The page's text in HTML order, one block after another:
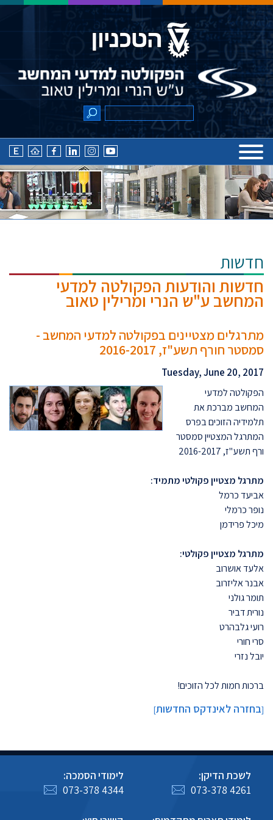
חדשות
חדשות והודעות הפקולטה למדעי
המחשב ע"ש הנרי ומרילין טאוב
מתרגלים מצטיינים בפקולטה למדעי המחשב -
סמסטר חורף תשע"ז, 2016-2017
Tuesday, June 20, 2017
הפקולטה למדעי
המחשב מברכת את
תלמידיה הזוכים בפרס
המתרגל המצטיין סמסטר
ורף תשע"ז, 2016-2017
מתרגל מצטיין פקולטי מתמיד:
אביעד כרמל
נופר כרמלי
מיכל פרידמן
מתרגל מצטיין פקולטי:
אלעד אושרוב
אבנראליזרוב
תומר גולני
נורית דביר
רועי גלבהרט
סרי חורי
יובל נזרי
ברכות חמות לכל הזוכים!
[בחזרה לאינדקס החדשות]
לשכת הדיקן:
073-378 4261
לימודי הסמכה:
073-378 4344